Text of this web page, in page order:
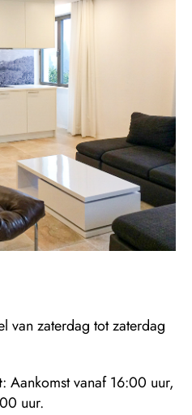
van zaterdag tot zaterdag
: Aankomst vanaf 16:00 uur,
uur.